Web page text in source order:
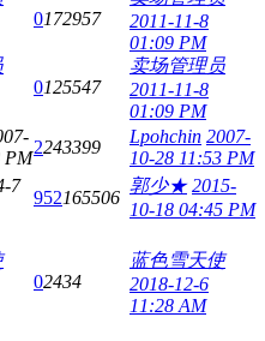
0172957
2011-11-8
01:09 PM
0125547
卖场管理员
2011-11-8
01:09 PM
PM
2243399
Lpohchin 2007-
10-28 11:53 PM
7
952165506
郭少★ 2015-
10-18 04:45 PM
02434
蓝色雪天使
2018-12-6
11:28 AM